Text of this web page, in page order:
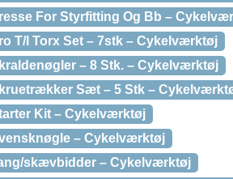
For Styrfitting Og Bb –
T/l Torx Set – 7stk – Cykelværktøj
– 8 Stk. – Cykelværktøj
Sæt – 5 Stk –
Kit – Cykelværktøj
– Cykelværktøj
skævbidder – Cykelværktøj